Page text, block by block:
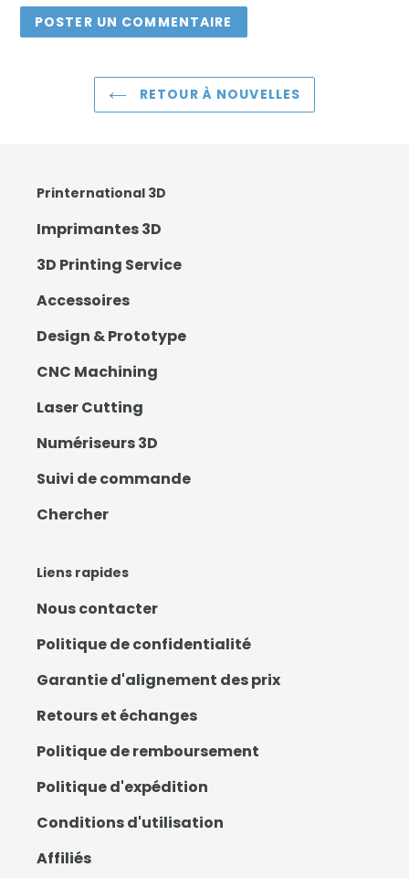
RETOUR À NOUVELLES
Printernational 3D
Imprimantes 3D
3D Printing Service
Accessoires
Design & Prototype
CNC Machining
Laser Cutting
Numériseurs 3D
Suivi de commande
Chercher
Liens rapides
Nous contacter
Politique de confidentialité
Garantie d'alignement des prix
Retours et échanges
Politique de remboursement
Politique d'expédition
Conditions d'utilisation
Affiliés